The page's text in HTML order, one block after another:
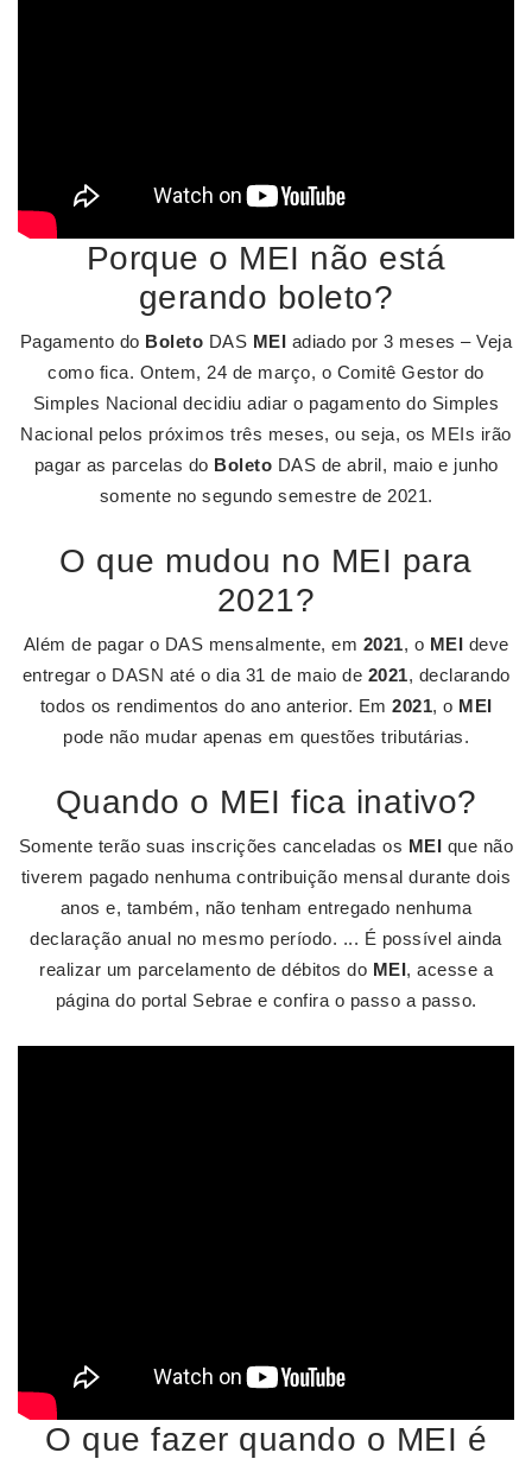
Porque o MEI não está
gerando boleto?
Pagamento do Boleto DAS MEI adiado por 3 meses – Veja
como fica. Ontem, 24 de março, o Comitê Gestor do
Simples Nacional decidiu adiar o pagamento do Simples
Nacional pelos próximos três meses, ou seja, os MEIs irão
pagar as parcelas do Boleto DAS de abril, maio e junho
somente no segundo semestre de 2021.
O que mudou no MEI para
2021?
Além de pagar o DAS mensalmente, em 2021, o MEI deve
entregar o DASN até o dia 31 de maio de 2021, declarando
todos os rendimentos do ano anterior. Em 2021, o MEI
pode não mudar apenas em questões tributárias.
Quando o MEI fica inativo?
Somente terão suas inscrições canceladas os MEI que não
tiverem pagado nenhuma contribuição mensal durante dois
anos e, também, não tenham entregado nenhuma
declaração anual no mesmo período. ... É possível ainda
realizar um parcelamento de débitos do MEI, acesse a
página do portal Sebrae e confira o passo a passo.
O que fazer quando o MEI é